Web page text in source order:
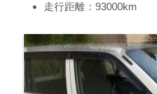
走行距離：93000km